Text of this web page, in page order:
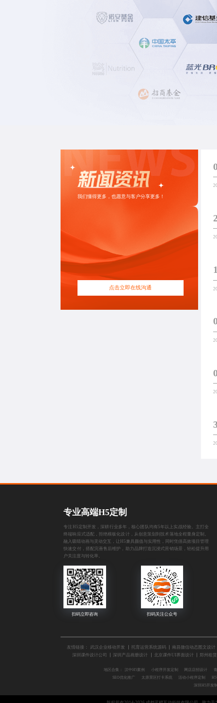
我们懂得更多，也愿意与客户分享更多！
点击立即在线沟通
专业高端H5定制
专注H5定制开发，深耕行业多年，核心团队均有5年以上实战经验。主打全
终端响应式适配，拒绝模板化设计，从创意策划到技术落地全程量身定制。
融入吸睛动画与灵动交互，让H5兼具颜值与实用性，同时凭借高效项目管理
快速交付，搭配完善售后维护，助力品牌打造沉浸式营销场景，轻松提升用
户关注度与转化率。
友情链接： 武汉企业移动开发 托育运营系统源码
南昌微信动态图文设计
深圳课件设计公司
深圳产品画册设计 北京课件UI界面设计 郑州租
地区合集： 汉中H5案例 小程序开发定制 网店店招设计
SEO优化推广
太原景区打卡系统 活动小程序定制
深圳H5开发